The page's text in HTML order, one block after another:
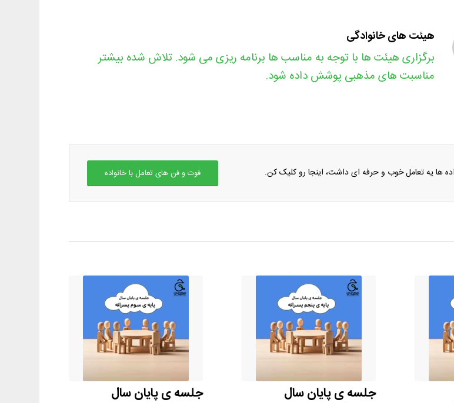
هیئت های خانوادگی
برگزاری هیئت ها با توجه به مناسب ها برنامه ریزی می شود. تلاش شده بیشتر
مناسبت های مذهبی پوشش داده شود.
ها یه تعامل خوب و حرفه ای داشت، اینجا رو کلیک کن. فوت و فن های تعامل با خانواده
جلسه ی پایان سال
جلسه ی پایان سال